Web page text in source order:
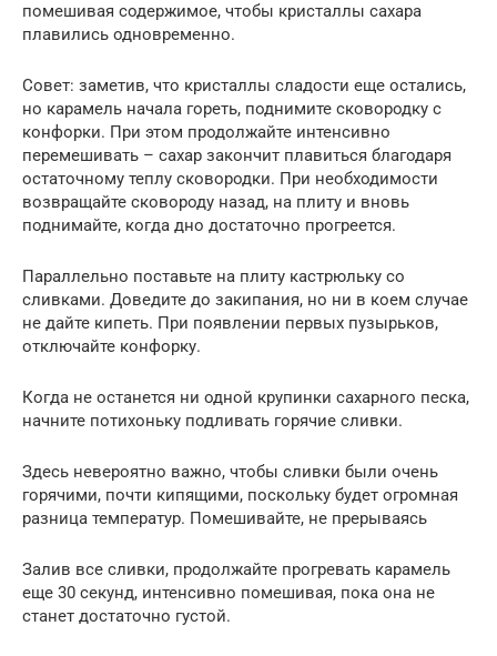
помешивая содержимое, чтобы кристаллы сахара
плавились одновременно.
Совет: заметив, что кристаллы сладости еще остались,
но карамель начала гореть, поднимите сковородку с
конфорки. При этом продолжайте интенсивно
перемешивать – сахар закончит плавиться благодаря
остаточному теплу сковородки. При необходимости
возвращайте сковороду назад, на плиту и вновь
поднимайте, когда дно достаточно прогреется.
Параллельно поставьте на плиту кастрюльку со
сливками. Доведите до закипания, но ни в коем случае
не дайте кипеть. При появлении первых пузырьков,
отключайте конфорку.
Когда не останется ни одной крупинки сахарного песка,
начните потихоньку подливать горячие сливки.
Здесь невероятно важно, чтобы сливки были очень
горячими, почти кипящими, поскольку будет огромная
разница температур. Помешивайте, не прерываясь
Залив все сливки, продолжайте прогревать карамель
еще 30 секунд, интенсивно помешивая, пока она не
станет достаточно густой.